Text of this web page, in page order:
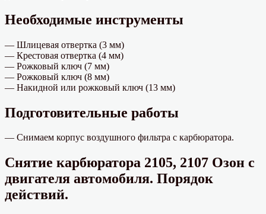
Необходимые инструменты
— Шлицевая отвертка (3 мм)
— Крестовая отвертка (4 мм)
— Рожковый ключ (7 мм)
— Рожковый ключ (8 мм)
— Накидной или рожковый ключ (13 мм)
Подготовительные работы
— Снимаем корпус воздушного фильтра с карбюратора.
Снятие карбюратора 2105, 2107 Озон с
двигателя автомобиля. Порядок
действий.